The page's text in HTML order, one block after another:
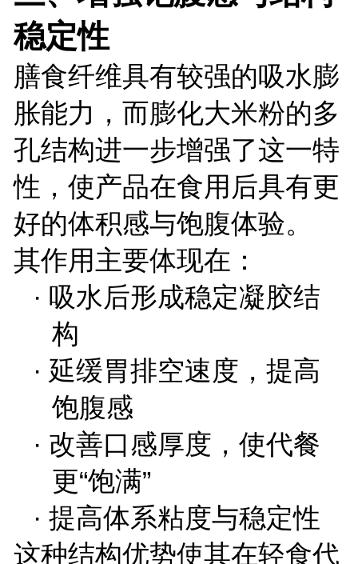
稳定性
膳食纤维具有较强的吸水膨
胀能力，而膨化大米粉的多
孔结构进一步增强了这一特
性，使产品在食用后具有更
好的体积感与饱腹体验。
其作用主要体现在：
· 吸水后形成稳定凝胶结
构
· 延缓胃排空速度，提高
饱腹感
· 改善口感厚度，使代餐
更“饱满”
· 提高体系粘度与稳定性
这种结构优势使其在轻食代